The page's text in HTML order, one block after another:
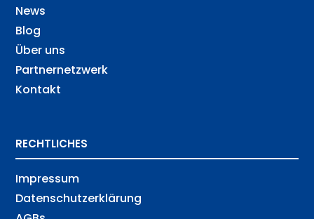
News
Blog
Über uns
Partnernetzwerk
Kontakt
RECHTLICHES
Impressum
Datenschutz­erklärung